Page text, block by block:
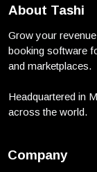
About Tashi
Grow your
booking software
and marketplaces.
Headquartered in
across the world.
Company